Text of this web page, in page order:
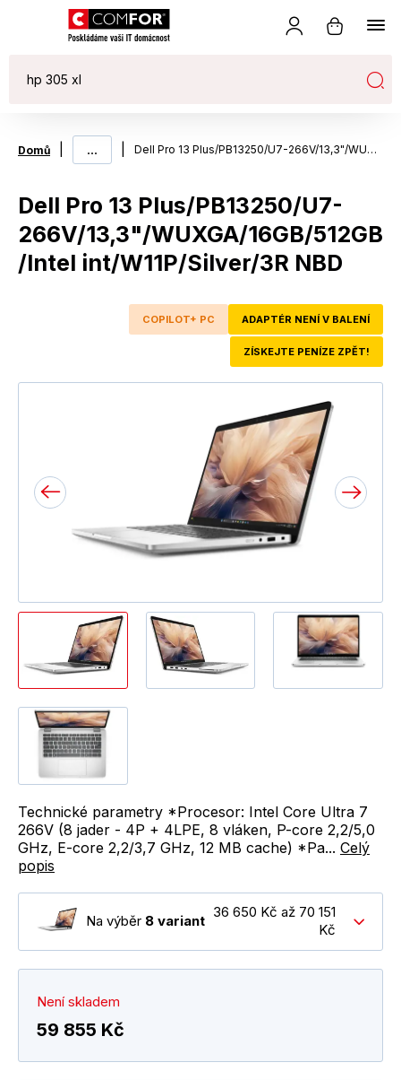
Domů ... Dell Pro 13 Plus/PB13250/U7-266V/13,3"/WUXGA/16GB/512GB/Intel int/W11P/Silver/3R NBD
Dell Pro 13 Plus/PB13250/U7-
266V/13,3"/WUXGA/16GB/512GB
/Intel int/W11P/Silver/3R NBD
COPILOT+ PC ADAPTÉR NENÍ V BALENÍ
ZÍSKEJTE PENÍZE ZPĚT!
Technické parametry *Procesor: Intel Core Ultra 7
266V (8 jader - 4P + 4LPE, 8 vláken, P-core 2,2/5,0
GHz, E-core 2,2/3,7 GHz, 12 MB cache) *Pa... Celý
popis
Na výběr 8 variant
36 650 Kč až 70 151
Kč
Není skladem
59 855 Kč